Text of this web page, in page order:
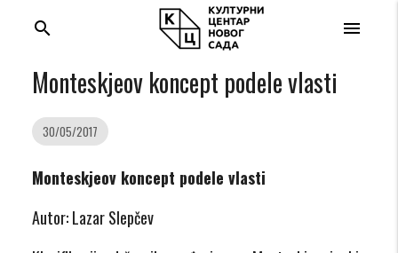
menu
search
Monteskjeov koncept podele vlasti
30/05/2017
Monteskjeov koncept podele vlasti
Autor: Lazar Slepčev